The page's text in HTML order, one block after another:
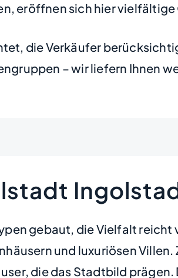
eröffnen sich hier
die Verkäufer
– wir liefern Ihnen
gebaut, die Vielfalt
und luxuriösen
die das Stadtbild prägen.